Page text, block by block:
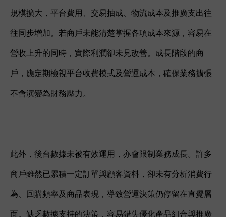
規模擴大，平台費用、交易抽成、物流成本及推廣支出往
往同步增加。若商戶未能清楚掌握各項成本來源，容易在
營收上升的同時，實際利潤卻未見改善。成長階段的商
戶，應定期檢視平台收費模式及營運成本，確保業務擴張
不會演變為財務壓力。
此外，後台數據未被有效運用，亦會限制業務成長。許多
商戶雖然已累積一定訂單與顧客資料，卻未有分析消費行
為、回購頻率及商品表現，導致營運決策仍停留在直覺層
面。缺乏數據支持的決策，容易錯失優化產品組合與推廣